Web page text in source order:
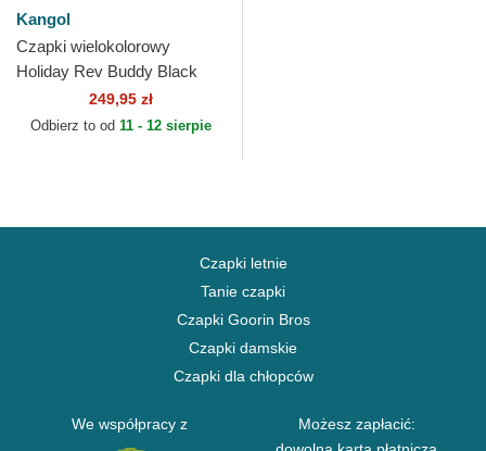
Kangol
Czapki wielokolorowy
Holiday Rev Buddy Black
249,95 zł
Odbierz to od 11 - 12 sierpie
Czapki letnie
Tanie czapki
Czapki Goorin Bros
Czapki damskie
Czapki dla chłopców
We współpracy z
Możesz zapłacić: